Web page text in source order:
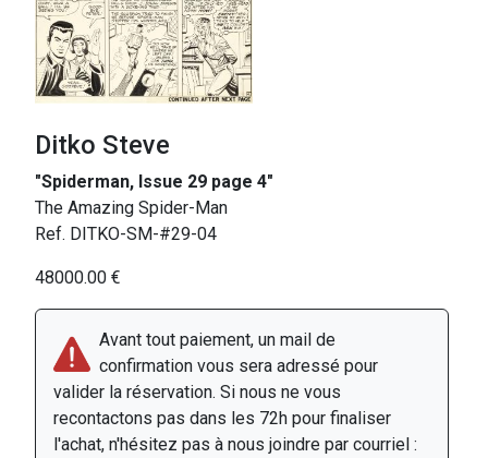
Ditko Steve
"Spiderman, Issue 29 page 4"
The Amazing Spider-Man
Ref. DITKO-SM-#29-04
48000.00 €
Avant tout paiement, un mail de
confirmation vous sera adressé pour
valider la réservation. Si nous ne vous
recontactons pas dans les 72h pour finaliser
l'achat, n'hésitez pas à nous joindre par courriel :